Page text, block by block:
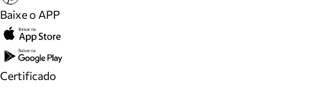
Baixe o APP
Certificado